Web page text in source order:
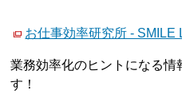
お仕事効率研究所 - SMILE
業務効率化のヒントになる情
す！